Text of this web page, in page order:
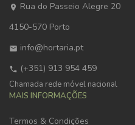
Rua do Passeio Alegre 20
4150-570 Porto
info@hortaria.pt
(+351) 913 954 459
Chamada rede móvel nacional
MAIS INFORMAÇÕES
Termos & Condições